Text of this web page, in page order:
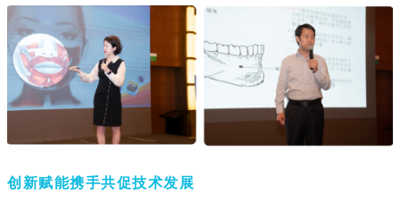
创新赋能携手共促技术发展